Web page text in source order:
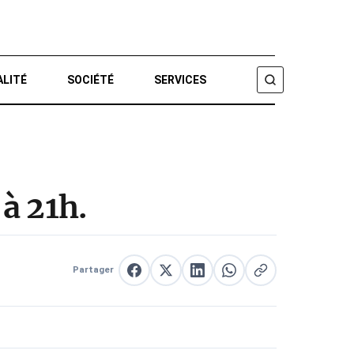
SOCIÉTÉ SERVICES
21h.
Partager Partager sur Facebook
Partager sur XPartager sur LinkedIn
Partager sur WhatsApp
Copier le lien